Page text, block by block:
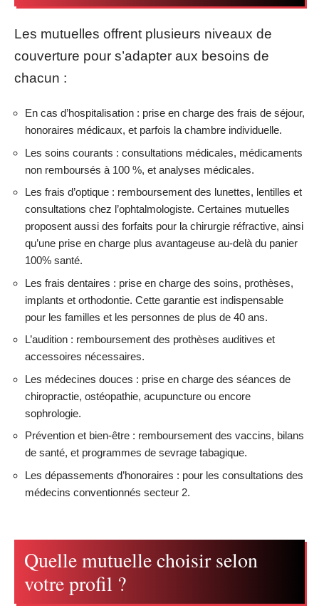
Les mutuelles offrent plusieurs niveaux de
couverture pour s’adapter aux besoins de
chacun :
En cas d’hospitalisation : prise en charge des frais de séjour,
honoraires médicaux, et parfois la chambre individuelle.
Les soins courants : consultations médicales, médicaments
non remboursés à 100 %, et analyses médicales.
Les frais d’optique : remboursement des lunettes, lentilles et
consultations chez l’ophtalmologiste. Certaines mutuelles
proposent aussi des forfaits pour la chirurgie réfractive, ainsi
qu’une prise en charge plus avantageuse au-delà du panier
100% santé.
Les frais dentaires : prise en charge des soins, prothèses,
implants et orthodontie. Cette garantie est indispensable
pour les familles et les personnes de plus de 40 ans.
L’audition : remboursement des prothèses auditives et
accessoires nécessaires.
Les médecines douces : prise en charge des séances de
chiropractie, ostéopathie, acupuncture ou encore
sophrologie.
Prévention et bien-être : remboursement des vaccins, bilans
de santé, et programmes de sevrage tabagique.
Les dépassements d’honoraires : pour les consultations des
médecins conventionnés secteur 2.
Quelle mutuelle choisir selon
votre profil ?